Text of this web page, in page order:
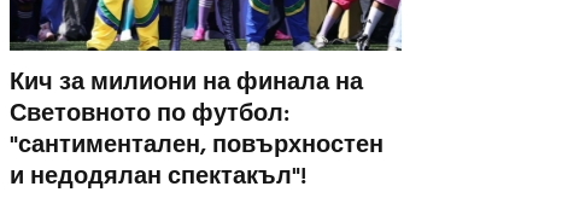
Кич за милиони на финала на
Световното по футбол:
"сантиментален, повърхностен
и недодялан спектакъл"!